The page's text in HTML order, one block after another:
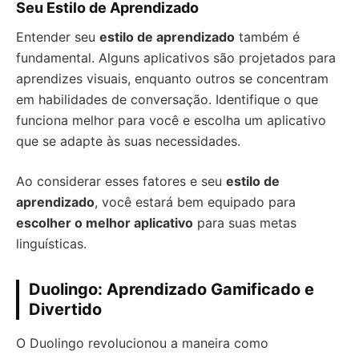
Seu Estilo de Aprendizado
Entender seu estilo de aprendizado também é
fundamental. Alguns aplicativos são projetados para
aprendizes visuais, enquanto outros se concentram
em habilidades de conversação. Identifique o que
funciona melhor para você e escolha um aplicativo
que se adapte às suas necessidades.
Ao considerar esses fatores e seu estilo de
aprendizado, você estará bem equipado para
escolher o melhor aplicativo para suas metas
linguísticas.
Duolingo: Aprendizado Gamificado e
Divertido
O Duolingo revolucionou a maneira como